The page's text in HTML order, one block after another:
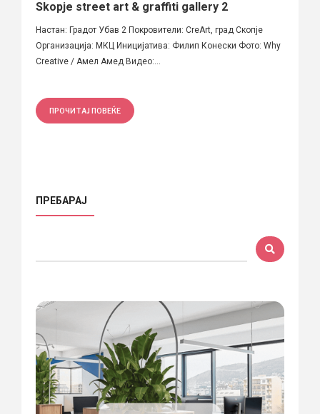
Skopje street art & graffiti gallery 2
Настан: Градот Убав 2 Покровители: CreArt, град Скопје
Организација: МКЦ Иницијатива: Филип Конески Фото: Why
Creative / Амел Амед Видео:...
ПРОЧИТАЈ ПОВЕЌЕ
ПРЕБАРАЈ